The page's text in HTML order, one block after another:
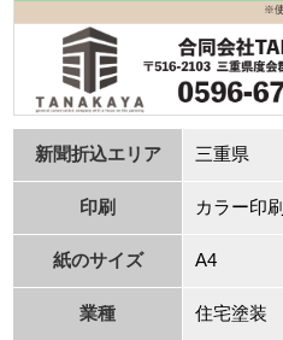
新聞折込エリア 三重県
印刷 カラー印刷
紙のサイズ A4
業種 住宅塗装